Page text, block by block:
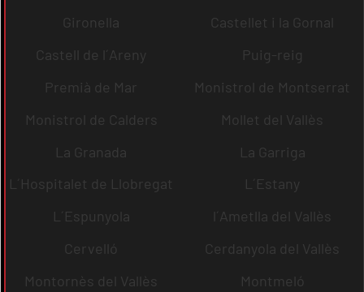
Gironella
Castellet i la Gornal
Castell de l´Areny
Puig-reig
Premià de Mar
Monistrol de Montserrat
Monistrol de Calders
Mollet del Vallès
La Granada
La Garriga
L´Hospitalet de Llobregat
L´Estany
L´Espunyola
l´Ametlla del Vallès
Cervelló
Cerdanyola del Vallès
Montornès del Vallès
Montmeló